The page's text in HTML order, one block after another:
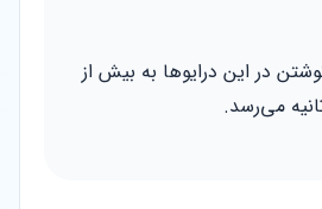
در این درایوها به بیش از